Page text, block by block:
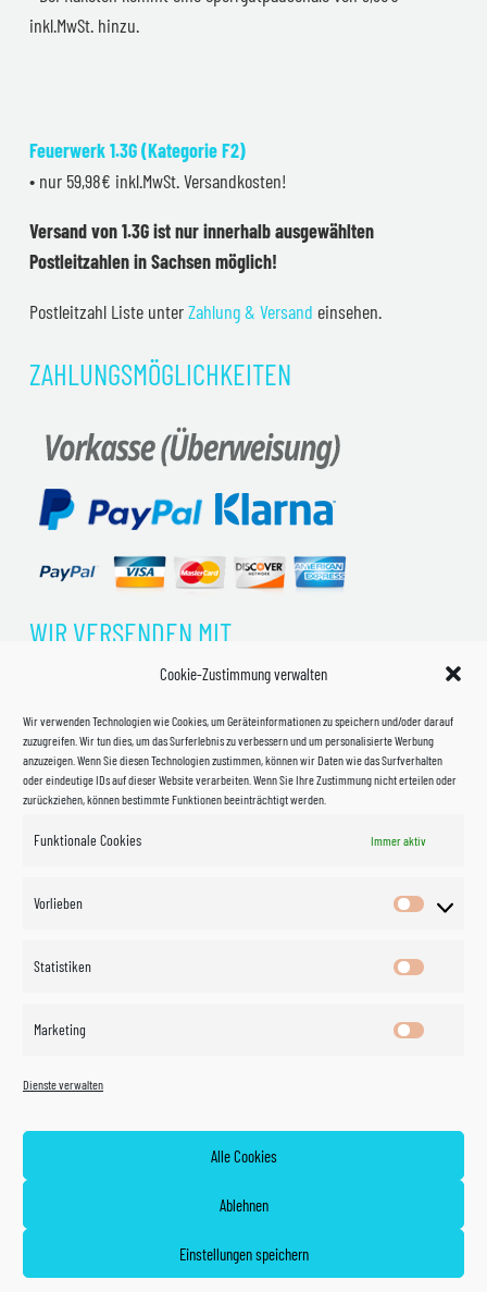
Cookie-Zustimmung verwalten
Wir verwenden Technologien wie Cookies, um Geräteinformationen zu speichern und/oder darauf
zuzugreifen. Wir tun dies, um das Surferlebnis zu verbessern und um personalisierte Werbung
anzuzeigen. Wenn Sie diesen Technologien zustimmen, können wir Daten wie das Surfverhalten
oder eindeutige IDs auf dieser Website verarbeiten. Wenn Sie Ihre Zustimmung nicht erteilen oder
zurückziehen, können bestimmte Funktionen beeinträchtigt werden.
Funktionale Cookies Immer aktiv
Vorlieben
Vorlieben
Statistiken
Marketing
Dienste verwalten
Alle Cookies
Ablehnen
Einstellungen speichern
inkl.MwSt. hinzu.
Feuerwerk 1.3G (Kategorie F2)
• nur 59,98€ inkl.MwSt. Versandkosten!
Versand von 1.3G ist nur innerhalb ausgewählten
Postleitzahlen in Sachsen möglich!
Postleitzahl Liste unterZahlung & Versand einsehen.
ZAHLUNGSMÖGLICHKEITEN
WIR VERSENDEN MIT
©